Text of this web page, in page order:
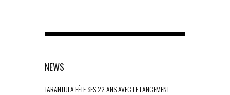
NEWS
-
TARANTULA FÊTE SES 22 ANS AVEC LE LANCEMENT